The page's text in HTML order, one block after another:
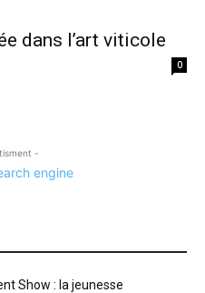
dans l’art viticole
0
-
Show : la jeunesse